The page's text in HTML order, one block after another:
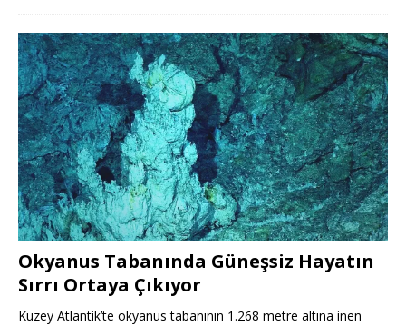
Okyanus Tabanında Güneşsiz Hayatın
Sırrı Ortaya Çıkıyor
Kuzey Atlantik’te okyanus tabanının 1.268 metre altına inen